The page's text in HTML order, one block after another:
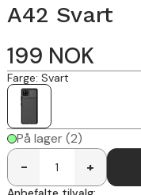
A42 Svart
199 NOK
Farge:Svart
På lager (2)
-
+